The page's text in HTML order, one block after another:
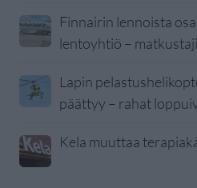
Finnairin lennoista
lentoyhtiö –
Lapin
päättyy – rahat
Kela muuttaa